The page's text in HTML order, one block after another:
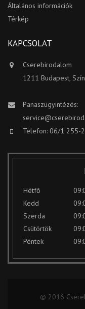
Általános információk
Térkép
KAPCSOLAT
Cserebirodalom
1211 Budapest,
Panaszügyintézés:
Telefon: 06/1 255-
Hétfő
Kedd
Szerda
Csütörtök
Péntek
© 2016